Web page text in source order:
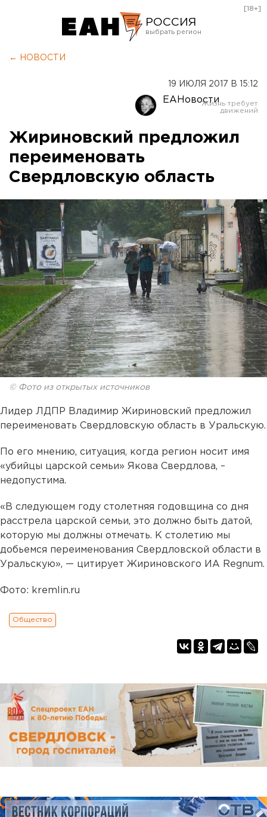
РОССИЯ
Оренбург
[18+]
← НОВОСТИ
19 ИЮЛЯ 2017 В 15:12
ЕАНовости
Жириновский предложил
переименовать
Свердловскую область
© Фото из открытых источников
Лидер ЛДПР Владимир Жириновский предложил
переименовать Свердловскую область в Уральскую.
По его мнению, ситуация, когда регион носит имя
«убийцы царской семьи» Якова Свердлова, –
недопустима.
«В следующем году столетняя годовщина со дня
расстрела царской семьи, это должно быть датой,
которую мы должны отмечать. К столетию мы
добьемся переименования Свердловской области в
Уральскую», — цитирует Жириновского ИА Regnum.
Фото: kremlin.ru
Общество